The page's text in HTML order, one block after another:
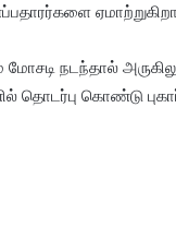
மோசடி நடந்தால்
தொடர்பு கொண்டு